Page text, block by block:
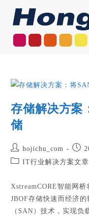
存储解决方案
储
hojichu_com
IT行业解决方案文章
XstreamCORE智能网
JBOF存储快速而经济
（SAN）技术，实现负